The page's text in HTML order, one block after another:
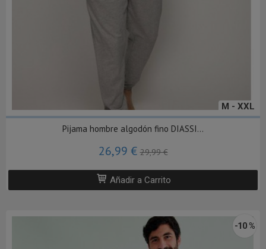
M - XXL
Pijama hombre algodón fino DIASSI...
26,99 €29,99 €
Añadir a Carrito
-10 %